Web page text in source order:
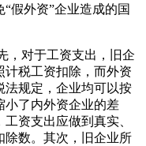
假外资”企业造成的国
对于工资支出，旧企
计税工资扣除，而外资
法规定，企业均可以按
小了内外资企业的差
资支出应做到真实、
除数。其次，旧企业所